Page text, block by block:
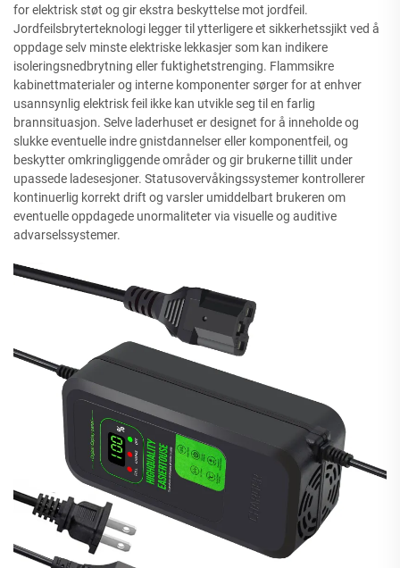
for elektrisk støt og gir ekstra beskyttelse mot jordfeil.
Jordfeilsbryterteknologi legger til ytterligere et sikkerhetssjikt ved å
oppdage selv minste elektriske lekkasjer som kan indikere
isoleringsnedbrytning eller fuktighetstrenging. Flammsikre
kabinettmaterialer og interne komponenter sørger for at enhver
usannsynlig elektrisk feil ikke kan utvikle seg til en farlig
brannsituasjon. Selve laderhuset er designet for å inneholde og
slukke eventuelle indre gnistdannelser eller komponentfeil, og
beskytter omkringliggende områder og gir brukerne tillit under
upassede ladesesjoner. Statusovervåkingssystemer kontrollerer
kontinuerlig korrekt drift og varsler umiddelbart brukeren om
eventuelle oppdagede unormaliteter via visuelle og auditive
advarselssystemer.